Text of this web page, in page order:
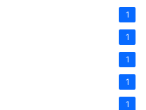
1
1
1
1
1